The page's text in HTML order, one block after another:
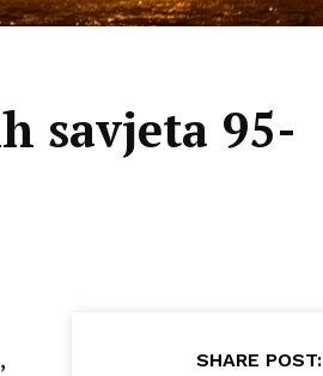
savjeta 95-
SHARE POST: